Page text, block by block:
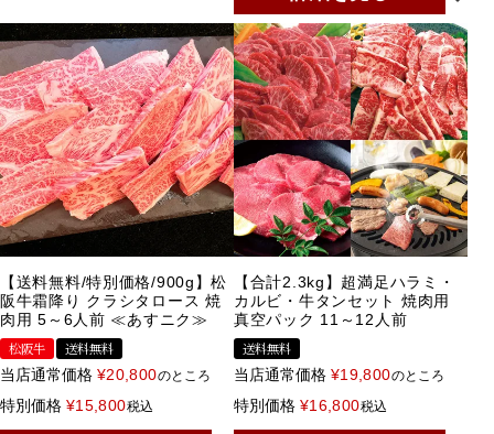
【送料無料/特別価格/900g】松
阪牛霜降り クラシタロース 焼
肉用 5～6人前 ≪あすニク≫
松阪牛
送料無料
当店通常価格 ¥20,800のところ
特別価格 ¥15,800税込
【合計2.3kg】超満足ハラミ・
カルビ・牛タンセット 焼肉用
真空パック 11～12人前
送料無料
当店通常価格 ¥19,800のところ
特別価格 ¥16,800税込